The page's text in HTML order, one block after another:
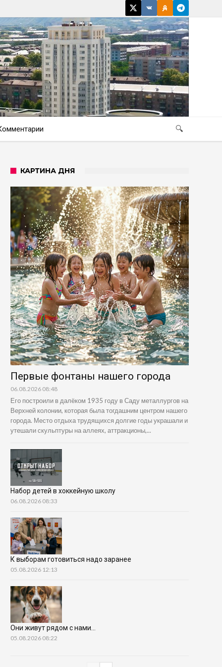
🔍
КАРТИНА ДНЯ
Первые фонтаны нашего города
06.08.2026 08:48
Его построили в далёком 1935 году в Саду металлургов на
Верхней колонии, которая была тогдашним центром нашего
города. Место отдыха трудящихся долгие годы украшали и
утешали скульптуры на аллеях, аттракционы,...
Набор детей в хоккейную школу
06.08.2026 08:33
К выборам готовиться надо заранее
05.08.2026 12:13
Они живут рядом с нами…
05.08.2026 08:22